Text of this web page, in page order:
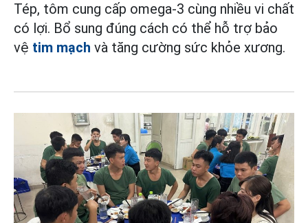
Tép, tôm cung cấp omega-3 cùng nhiều vi chất
có lợi. Bổ sung đúng cách có thể hỗ trợ bảo
vệ tim mạch và tăng cường sức khỏe xương.